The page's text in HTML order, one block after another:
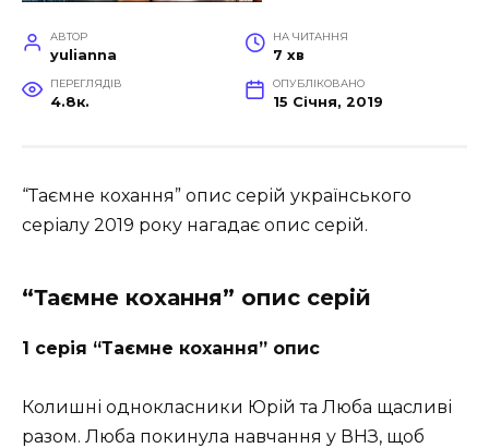
АВТОР
yulianna
НА ЧИТАННЯ
7 хв
ПЕРЕГЛЯДІВ
4.8к.
ОПУБЛІКОВАНО
15 Січня, 2019
“Таємне кохання” опис серій українського
серіалу 2019 року нагадає опис серій.
“Таємне кохання” опис серій
1 серія “Таємне кохання” опис
Колишні однокласники Юрій та Люба щасливі
разом. Люба покинула навчання у ВНЗ, щоб